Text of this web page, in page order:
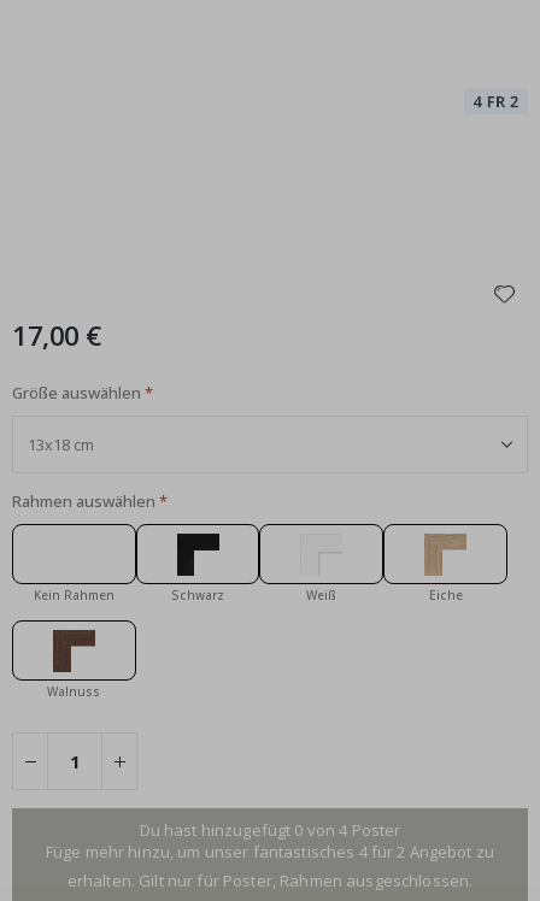
17,00 €
Größe auswählen
Rahmen auswählen
Kein Rahmen Schwarz Weiß Eiche
Walnuss
Du hast hinzugefügt 0 von 4 Poster
Füge mehr hinzu, um unser fantastisches 4 für 2 Angebot zu
erhalten. Gilt nur für Poster, Rahmen ausgeschlossen.